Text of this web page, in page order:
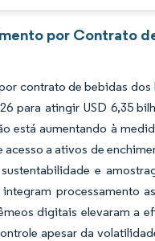
por Contrato
contrato de bebidas
para atingir USD 6,35
está aumentando à
a ativos de
e
processamento
digitais elevaram a
apesar da